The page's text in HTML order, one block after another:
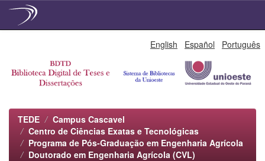
English Español Português
TEDE
Campus Cascavel
Centro de Ciências Exatas e Tecnológicas
Programa de Pós-Graduação em Engenharia Agrícola
Doutorado em Engenharia Agrícola (CVL)